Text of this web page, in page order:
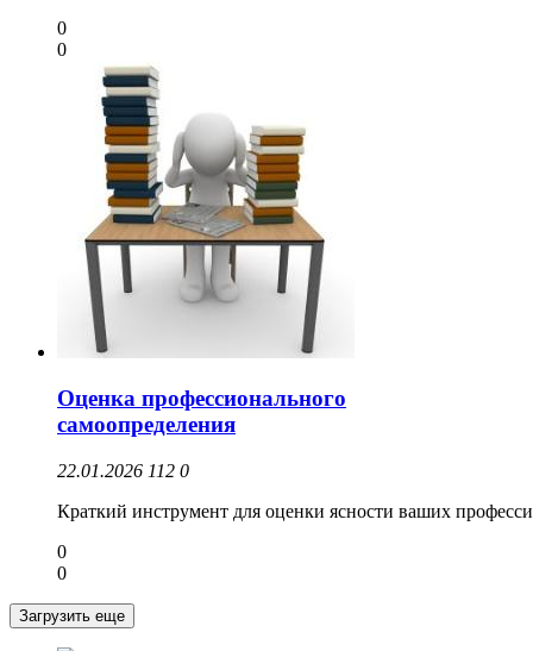
0
0
Оценка профессионального
самоопределения
22.01.2026 112 0
Краткий инструмент для оценки ясности ваших
0
0
Загрузить еще